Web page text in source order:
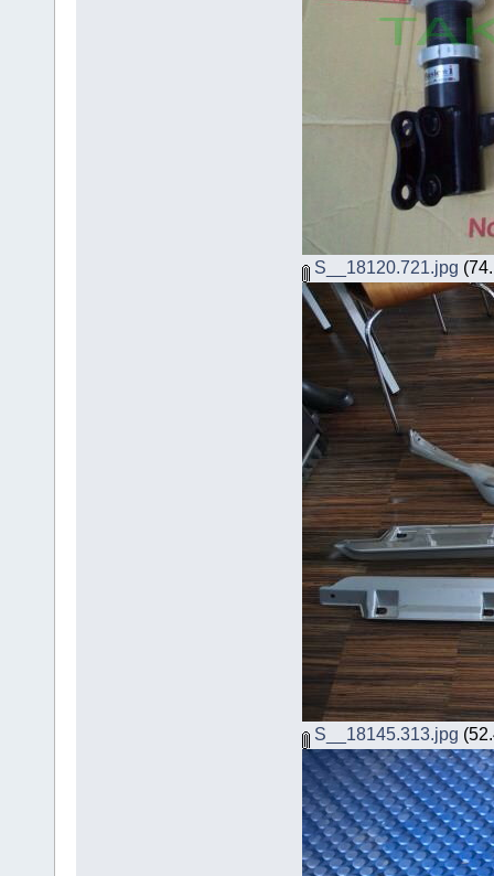
S__18120.721.jpg
S__18145.313.jpg